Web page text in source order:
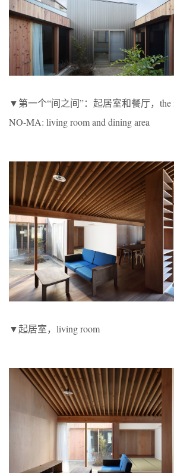
▼第一个“间之间”：起居室和餐厅，the
NO-MA: living room and dining area
▼起居室，living room